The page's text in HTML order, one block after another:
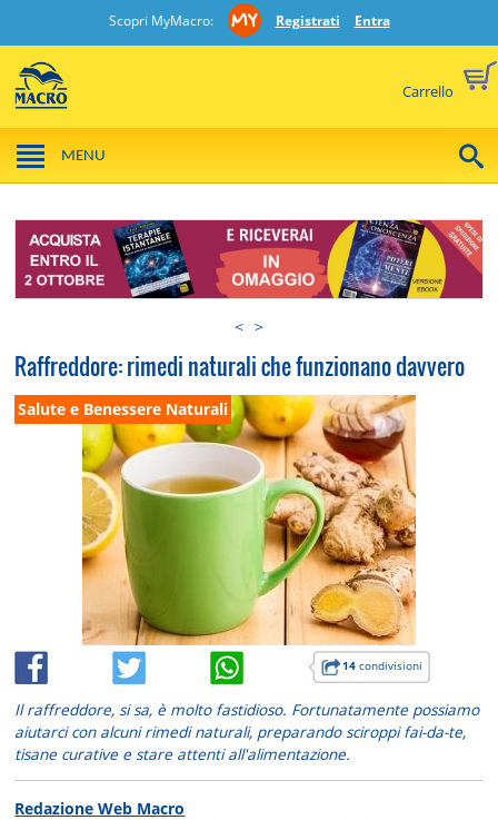
Scopri MyMacro: Registrati Entra
Carrello
MENU
< >
Raffreddore: rimedi naturali che funzionano davvero
Salute e Benessere Naturali
14condivisioni
Il raffreddore, si sa, è molto fastidioso. Fortunatamente possiamo
aiutarci con alcuni rimedi naturali, preparando sciroppi fai-da-te,
tisane curative e stare attenti all'alimentazione.
Redazione Web Macro